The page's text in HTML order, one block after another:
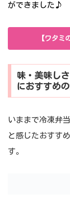
ができました♪
【ワタミ
味・美味し
におすすめ
いままで冷凍弁
と感じたおすす
す。